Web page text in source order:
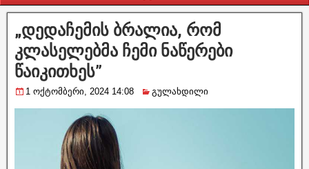
„დედაჩემის ბრალია, რომ
კლასელებმა ჩემი ნაწერები
წაიკითხეს”
1 ოქტომბერი, 2024 14:08 გულახდილი